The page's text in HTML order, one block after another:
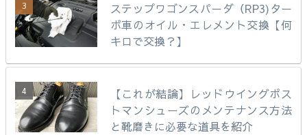
ステップワゴンスパーダ（RP3)ター
ボ車のオイル・エレメント交換【何
キロで交換？】
【これが結論】レッドウイングポス
トマンシューズのメンテナンス方法
と靴磨きに必要な道具を紹介